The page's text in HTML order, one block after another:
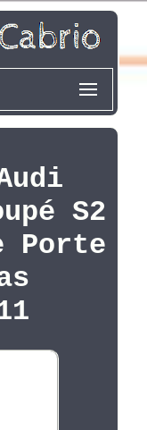
S2
Porte